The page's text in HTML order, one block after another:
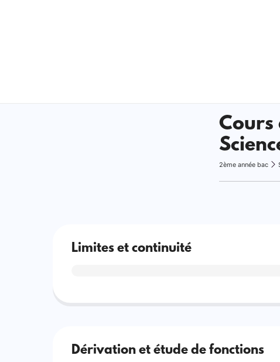
Cours
2ème année bac
Limites et continuité
Dérivation et étude de fonctions